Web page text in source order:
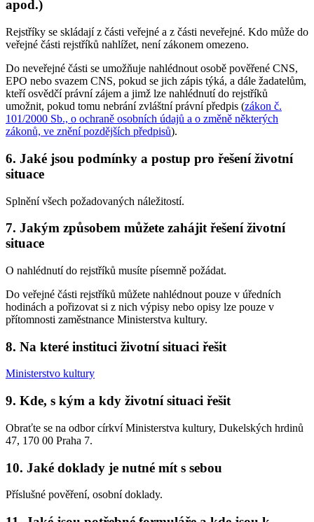
apod.)
Rejstříky se skládají z části veřejné a z části neveřejné. Kdo může do
veřejné části rejstříků nahlížet, není zákonem omezeno.
Do neveřejné části se umožňuje nahlédnout osobě pověřené CNS,
EPO nebo svazem CNS, pokud se jich zápis týká, a dále žadatelům,
kteří osvědčí právní zájem a jimž lze nahlédnutí do rejstříků
umožnit, pokud tomu nebrání zvláštní právní předpis (zákon č.
101/2000 Sb., o ochraně osobních údajů a o změně některých
zákonů, ve znění pozdějších předpisů).
6. Jaké jsou podmínky a postup pro řešení životní
situace
Splnění všech požadovaných náležitostí.
7. Jakým způsobem můžete zahájit řešení životní
situace
O nahlédnutí do rejstříků musíte písemně požádat.
Do veřejné části rejstříků můžete nahlédnout pouze v úředních
hodinách a pořizovat si z nich výpisy nebo opisy lze pouze v
přítomnosti zaměstnance Ministerstva kultury.
8. Na které instituci životní situaci řešit
Ministerstvo kultury
9. Kde, s kým a kdy životní situaci řešit
Obraťte se na odbor církví Ministerstva kultury, Dukelských hrdinů
47, 170 00 Praha 7.
10. Jaké doklady je nutné mít s sebou
Příslušné pověření, osobní doklady.